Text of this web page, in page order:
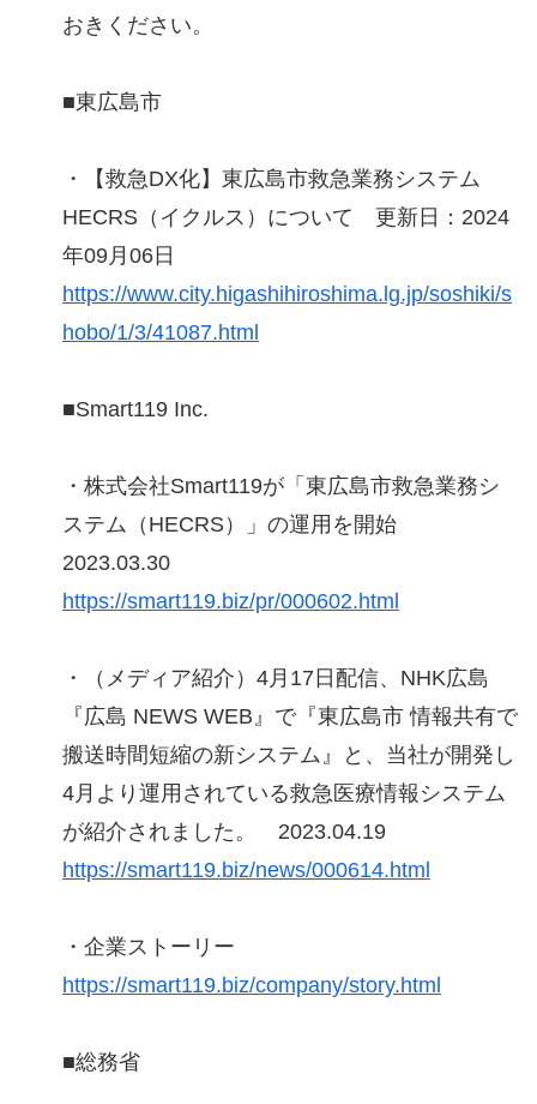
おきください。
■東広島市
・【救急DX化】東広島市救急業務システム
HECRS（イクルス）について 更新日：2024
年09月06日
https://www.city.higashihiroshima.lg.jp/soshiki/s
hobo/1/3/41087.html
■Smart119 Inc.
・株式会社Smart119が「東広島市救急業務シ
ステム（HECRS）」の運用を開始
2023.03.30
https://smart119.biz/pr/000602.html
・（メディア紹介）4月17日配信、NHK広島
『広島 NEWS WEB』で『東広島市 情報共有で
搬送時間短縮の新システム』と、当社が開発し
4月より運用されている救急医療情報システム
が紹介されました。 2023.04.19
https://smart119.biz/news/000614.html
・企業ストーリー
https://smart119.biz/company/story.html
■総務省